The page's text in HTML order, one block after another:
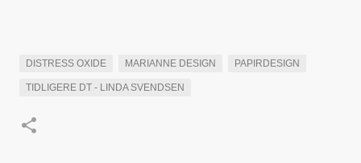
DISTRESS OXIDE MARIANNE DESIGN PAPIRDESIGN
TIDLIGERE DT - LINDA SVENDSEN